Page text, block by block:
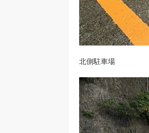
北側駐車場